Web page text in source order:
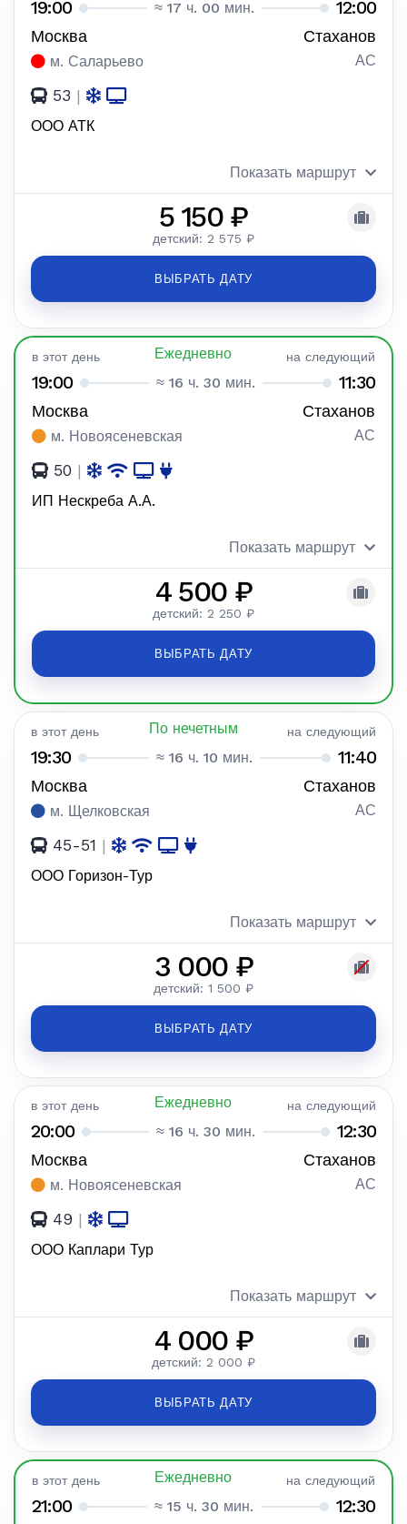
19:00 ≈ 17 ч. 00 мин. 12:00
Москва Стаханов
м. Саларьево АС
53 |
ООО АТК
Показать маршрут
5 150 ₽
детский: 2 575 ₽
ВЫБРАТЬ ДАТУ
в этот день Ежедневно на следующий
19:00 ≈ 16 ч. 30 мин. 11:30
Москва Стаханов
м. Новоясеневская АС
50 |
ИП Нескреба А.А.
Показать маршрут
4 500 ₽
детский: 2 250 ₽
ВЫБРАТЬ ДАТУ
в этот день По нечетным на следующий
19:30 ≈ 16 ч. 10 мин. 11:40
Москва Стаханов
м. Щелковская АС
45-51 |
ООО Горизон-Тур
Показать маршрут
3 000 ₽
детский: 1 500 ₽
ВЫБРАТЬ ДАТУ
в этот день Ежедневно на следующий
20:00 ≈ 16 ч. 30 мин. 12:30
Москва Стаханов
м. Новоясеневская АС
49 |
ООО Каплари Тур
Показать маршрут
4 000 ₽
детский: 2 000 ₽
ВЫБРАТЬ ДАТУ
в этот день Ежедневно на следующий
21:00 ≈ 15 ч. 30 мин. 12:30